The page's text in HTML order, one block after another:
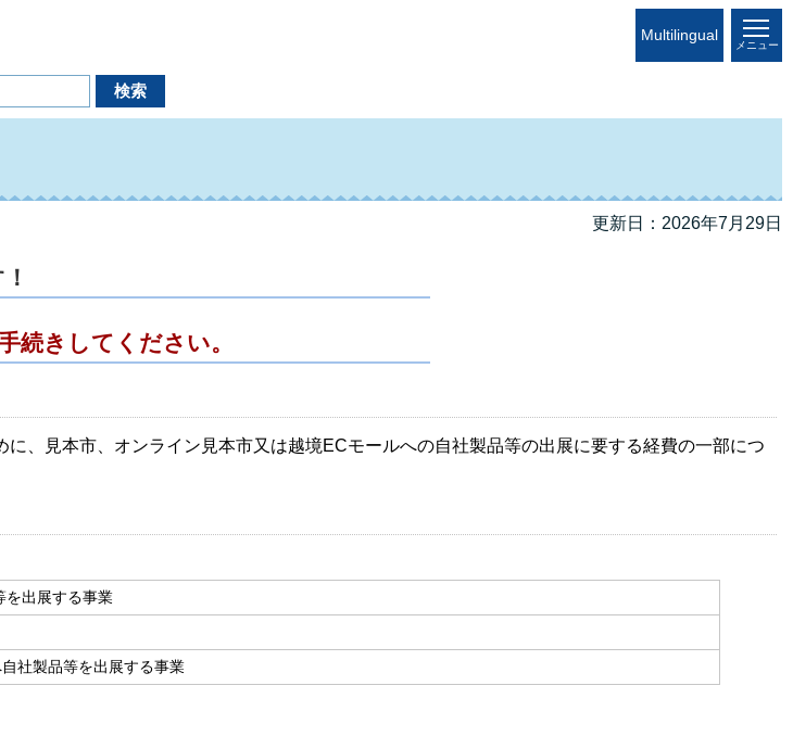
Multilingual
メニュー
更新日：2026年7月29日
続きしてください。
、見本市、オンライン見本市又は越境ECモールへの自社製品等の出展に要する経費の一部につ
を出展する事業
社製品等を出展する事業